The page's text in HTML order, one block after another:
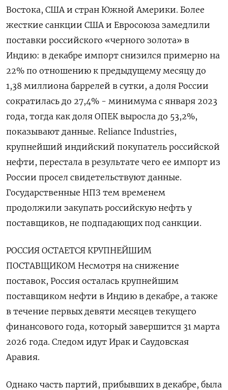
Востока, США ​и стран Южной Америки. Более
жесткие санкции США ⁠и Евросоюза замедлили
поставки российского «черного золота» в
Индию: в декабре импорт снизился примерно на
22% по отношению к предыдущему месяцу ⁠до
1,38 миллиона баррелей в сутки, а доля России
сократилась до 27,4% - минимума с января 2023
года, ‌тогда как доля ОПЕК выросла до 53,2%,
показывают данные. Reliance Industries,
крупнейший индийский покупатель российской
нефти, ‍перестала в результате чего ее импорт из
России просел свидетельствуют данные.
Государственные НПЗ тем временем
продолжили закупать российскую нефть ‌у
поставщиков, не подпадающих под санкции.
РОССИЯ ОСТАЕТСЯ КРУПНЕЙШИМ
ПОСТАВЩИКОМ Несмотря на снижение
поставок, Россия осталась крупнейшим
поставщиком ​нефти в Индию в декабре, а также
в течение первых девяти месяцев текущего
финансового года, который завершится 31 марта
2026 года. Следом идут Ирак и Саудовская
Аравия.
Однако часть партий, ⁠прибывших в декабре, была